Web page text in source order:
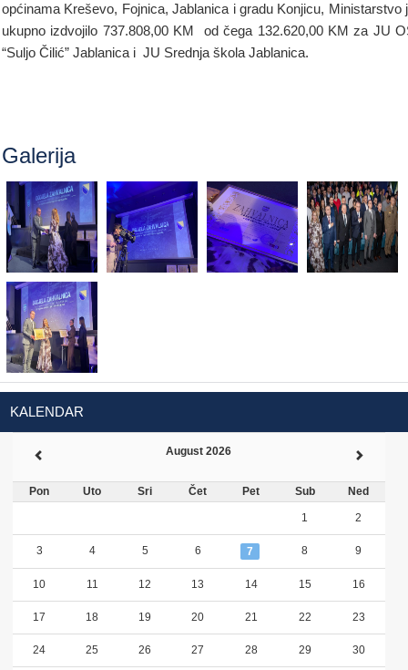
općinama Kreševo, Fojnica, Jablanica i gradu Konjicu, Ministarstvo
ukupno izdvojilo 737.808,00 KM od čega 132.620,00 KM za JU
“Suljo Čilić” Jablanica i JU Srednja škola Jablanica.
Galerija
KALENDAR
August 2026
Pon Uto Sri Čet Pet Sub Ned
1 2
3 4 5 6 7 8 9
10 11 12 13 14 15 16
17 18 19 20 21 22 23
24 25 26 27 28 29 30